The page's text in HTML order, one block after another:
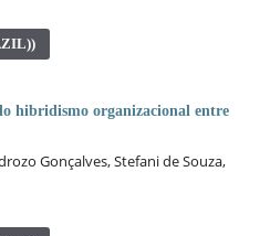
hibridismo organizacional entre
Gonçalves, Stefani de Souza,